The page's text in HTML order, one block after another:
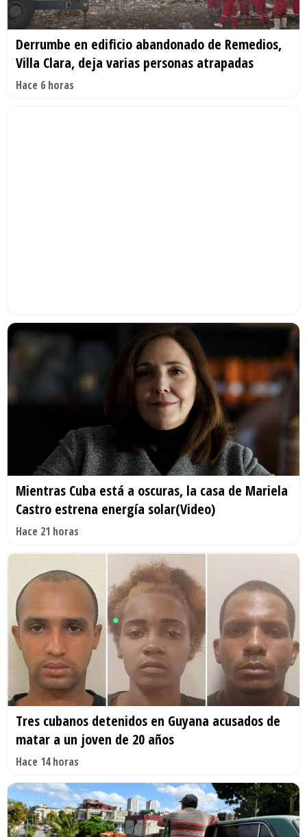
Derrumbe en edificio abandonado de Remedios,
Villa Clara, deja varias personas atrapadas
Hace 6 horas
Mientras Cuba está a oscuras, la casa de Mariela
Castro estrena energía solar(Video)
Hace 21 horas
Tres cubanos detenidos en Guyana acusados de
matar a un joven de 20 años
Hace 14 horas